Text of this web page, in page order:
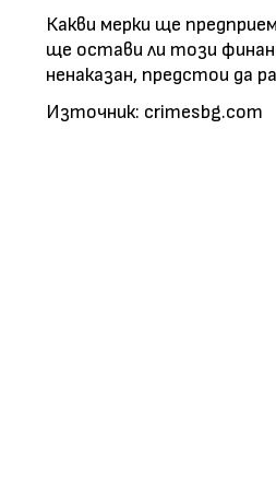
Какви мерки ще
ще остави ли този
ненаказан, предстои да
Източник: crimesbg.com